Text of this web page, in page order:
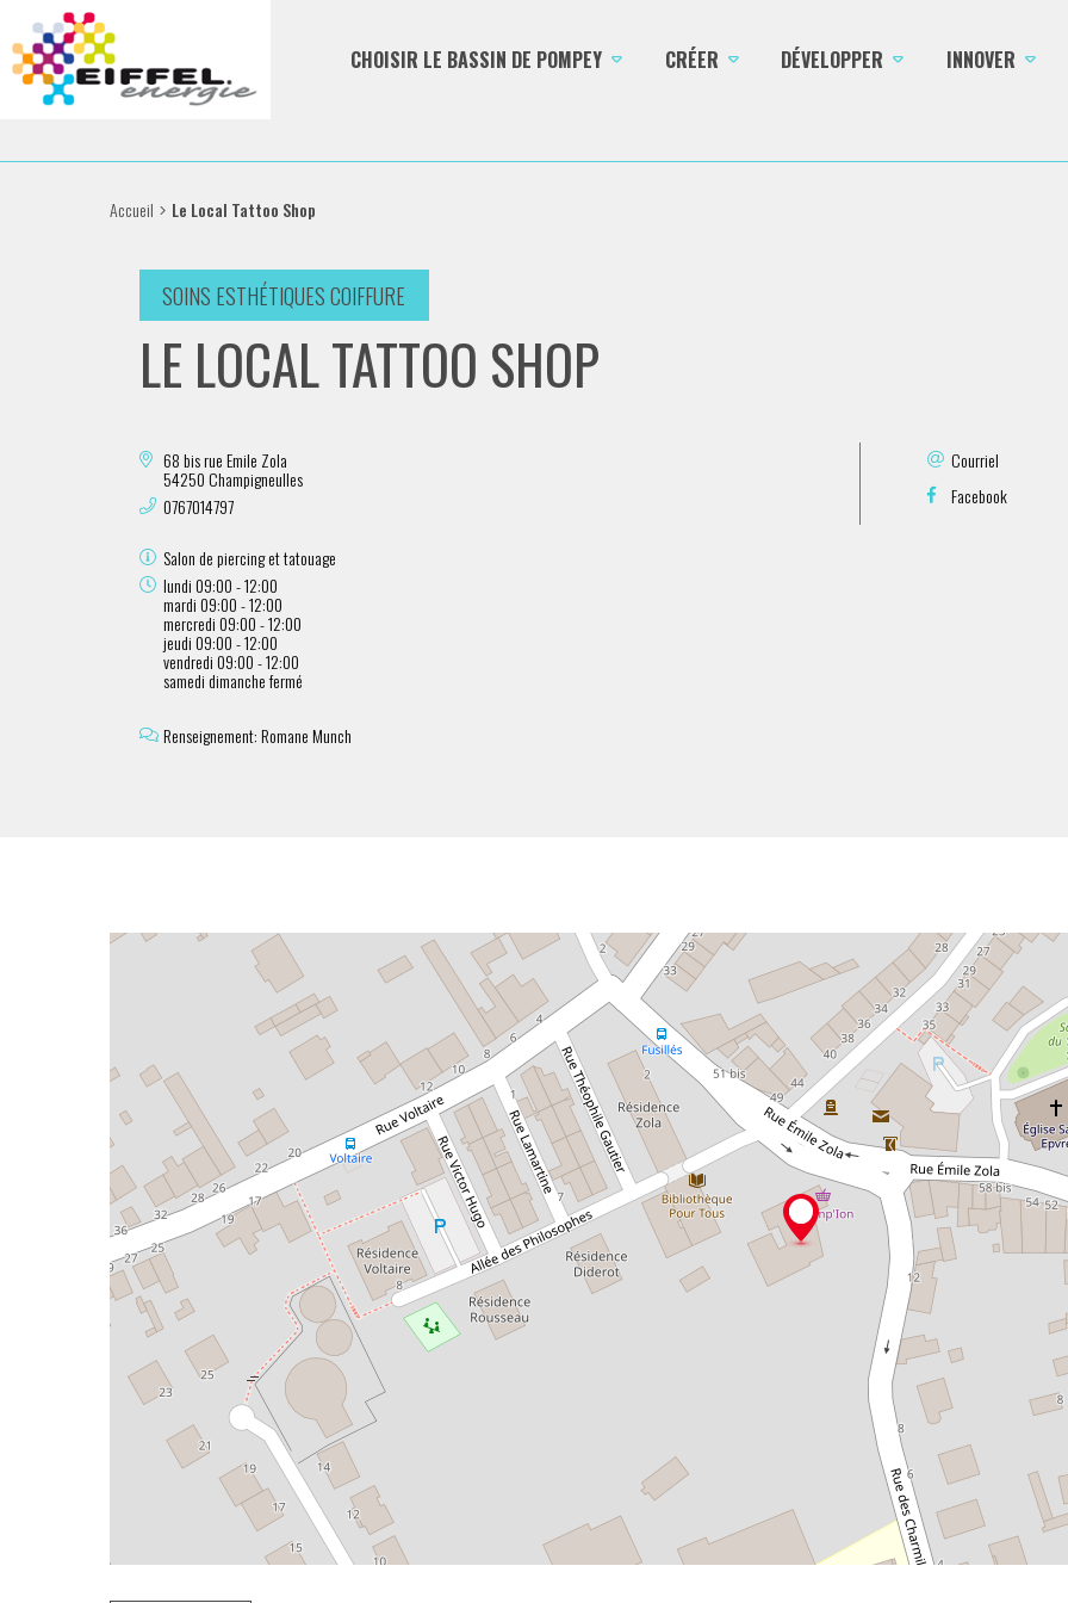
CHOISIR LE BASSIN DE POMPEY CRÉER DÉVELOPPER INNOVER
Accueil Le Local Tattoo Shop
SOINS ESTHÉTIQUES COIFFURE
LE LOCAL TATTOO SHOP
68 bis rue Emile Zola
54250 Champigneulles
0767014797
Courriel
Facebook
Salon de piercing et tatouage
lundi 09:00 - 12:00
mardi 09:00 - 12:00
mercredi 09:00 - 12:00
jeudi 09:00 - 12:00
vendredi 09:00 - 12:00
samedi dimanche fermé
Renseignement: Romane Munch